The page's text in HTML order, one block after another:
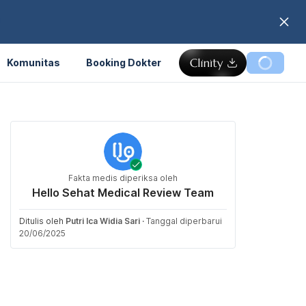
Komunitas Booking Dokter
Fakta medis diperiksa oleh
Hello Sehat Medical Review Team
Ditulis oleh Putri Ica Widia Sari · Tanggal diperbarui
20/06/2025